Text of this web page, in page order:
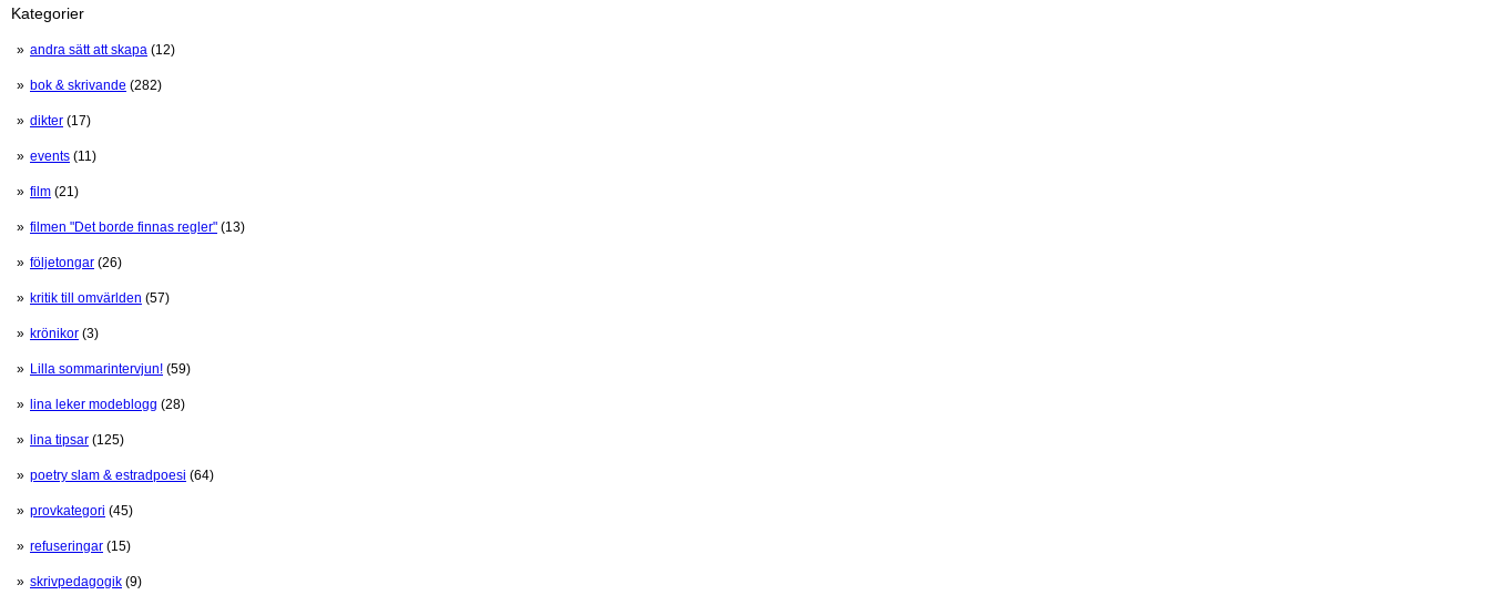
Kategorier
andra sätt att skapa (12)
bok & skrivande (282)
dikter (17)
events (11)
film (21)
filmen "Det borde finnas regler" (13)
följetongar (26)
kritik till omvärlden (57)
krönikor (3)
Lilla sommarintervjun! (59)
lina leker modeblogg (28)
lina tipsar (125)
poetry slam & estradpoesi (64)
provkategori (45)
refuseringar (15)
skrivpedagogik (9)